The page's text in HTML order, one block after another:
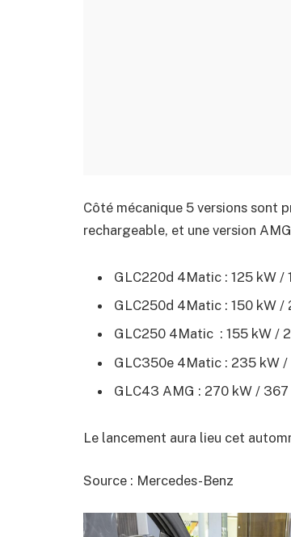
Côté mécanique 5 versions sont
rechargeable, et une version
GLC220d 4Matic : 125 kW /
GLC250d 4Matic : 150 kW /
GLC250 4Matic : 155 kW /
GLC350e 4Matic : 235 kW
GLC43 AMG : 270 kW / 367
Le lancement aura lieu cet
Source : Mercedes-Benz